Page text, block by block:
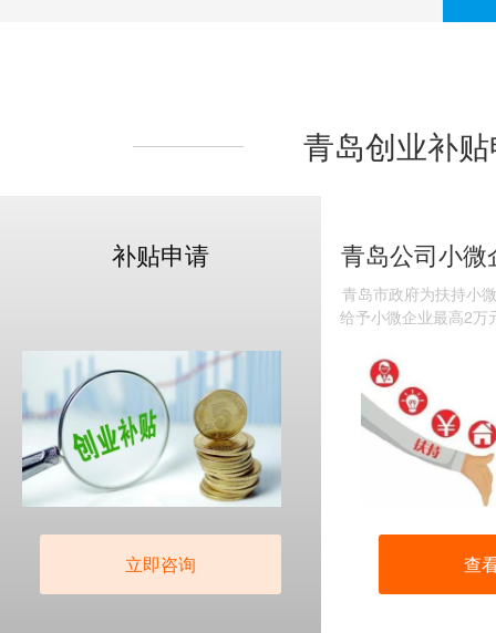
青岛创业补
补贴申请
立即咨询
青岛公司小
理的流
青岛市政府为扶持小
给予小微企业最高2万
查